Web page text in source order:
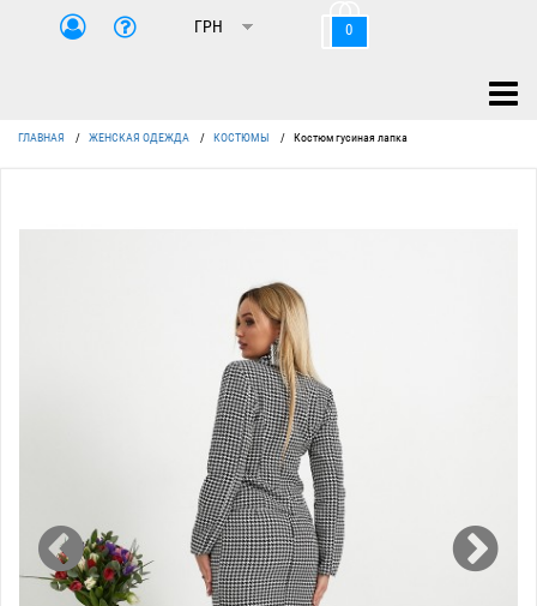
0
ГЛАВНАЯ / ЖЕНСКАЯ ОДЕЖДА / КОСТЮМЫ / Костюм гусиная лапка